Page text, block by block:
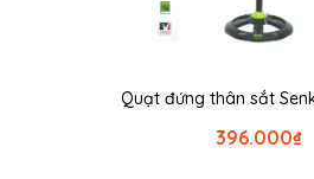
Quạt đứng thân sắt
₫
396.000